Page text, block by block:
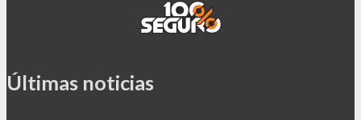
Últimas noticias